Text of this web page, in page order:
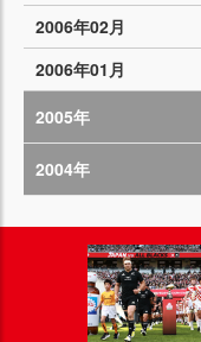
2006年02月
2006年01月
2005年
2004年